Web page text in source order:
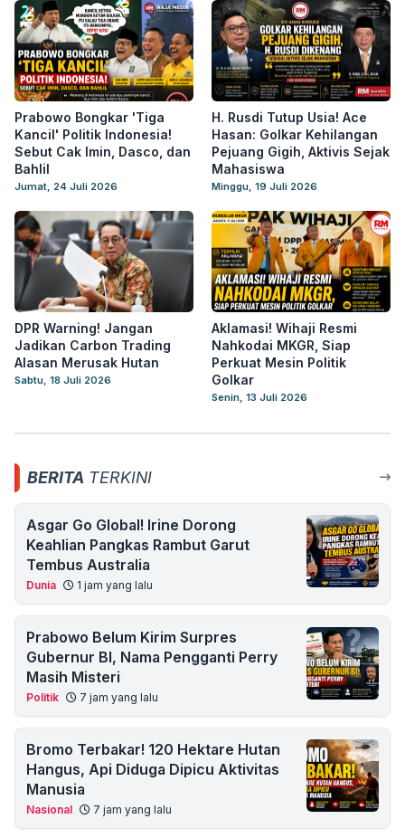
Prabowo Bongkar 'Tiga
Kancil' Politik Indonesia!
Sebut Cak Imin, Dasco, dan
Bahlil
Jumat, 24 Juli 2026
H. Rusdi Tutup Usia! Ace
Hasan: Golkar Kehilangan
Pejuang Gigih, Aktivis Sejak
Mahasiswa
Minggu, 19 Juli 2026
DPR Warning! Jangan
Jadikan Carbon Trading
Alasan Merusak Hutan
Sabtu, 18 Juli 2026
Aklamasi! Wihaji Resmi
Nahkodai MKGR, Siap
Perkuat Mesin Politik
Golkar
Senin, 13 Juli 2026
BERITA TERKINI
Asgar Go Global! Irine Dorong
Keahlian Pangkas Rambut Garut
Tembus Australia
Dunia 1 jam yang lalu
Prabowo Belum Kirim Surpres
Gubernur BI, Nama Pengganti Perry
Masih Misteri
Politik 7 jam yang lalu
Bromo Terbakar! 120 Hektare Hutan
Hangus, Api Diduga Dipicu Aktivitas
Manusia
Nasional 7 jam yang lalu